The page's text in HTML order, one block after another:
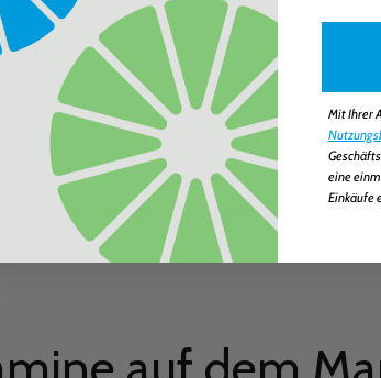
Sie Ihre
Mit Ihrer
eine
Einkäufe